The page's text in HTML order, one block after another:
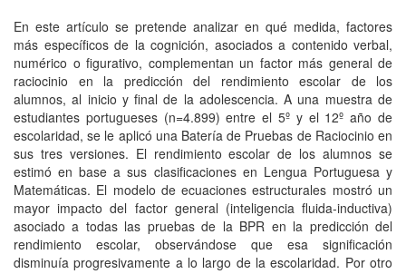
En este artículo se pretende analizar en qué medida, factores
más específicos de la cognición, asociados a contenido verbal,
numérico o figurativo, complementan un factor más general de
raciocinio en la predicción del rendimiento escolar de los
alumnos, al inicio y final de la adolescencia. A una muestra de
estudiantes portugueses (n=4.899) entre el 5º y el 12º año de
escolaridad, se le aplicó una Batería de Pruebas de Raciocinio en
sus tres versiones. El rendimiento escolar de los alumnos se
estimó en base a sus clasificaciones en Lengua Portuguesa y
Matemáticas. El modelo de ecuaciones estructurales mostró un
mayor impacto del factor general (inteligencia fluida-inductiva)
asociado a todas las pruebas de la BPR en la predicción del
rendimiento escolar, observándose que esa significación
disminuía progresivamente a lo largo de la escolaridad. Por otro